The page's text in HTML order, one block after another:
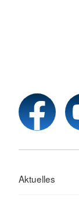
Aktuelles